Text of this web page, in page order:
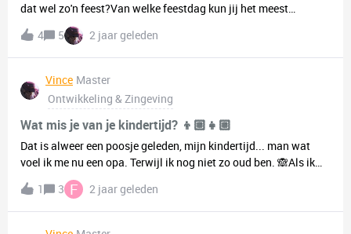
dat wel zo'n feest?Van welke feestdag kun jij het meest
genieten, en waarom?
4 5 2 jaar geleden
Vince Master
Ontwikkeling & Zingeving
Wat mis je van je kindertijd? 👦🏼👧🏼
Dat is alweer een poosje geleden, mijn kindertijd... man wat
voel ik me nu een opa. Terwijl ik nog niet zo oud ben. 🙈Als ik
zelf terugdenk aan mijn eigen kindertijd vloeit er een mix van
emoties door me. De eerste is geluk, blijdschap van het plezier
dat ik beleefde als kind. Ik was blij, enthousiast met de
(misschien voor anderen kleinste) dingen waar een volwassene
1 3 F 2 jaar geleden